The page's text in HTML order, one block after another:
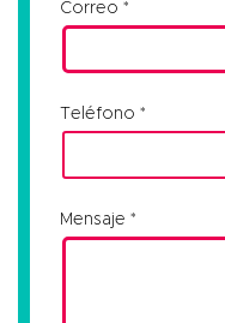
Correo
Teléfono
Mensaje